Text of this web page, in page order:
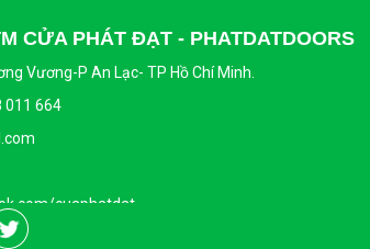
CỬA PHÁT ĐẠT - PHATDATDOORS
Vương-P An Lạc- TP Hồ Chí Minh.
664
cuaphatdat
Thị Thu Trang - Giám Đốc